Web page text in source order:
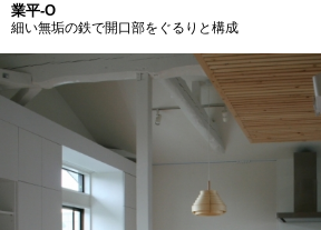
業平-O
細い無垢の鉄で開口部をぐるりと構成